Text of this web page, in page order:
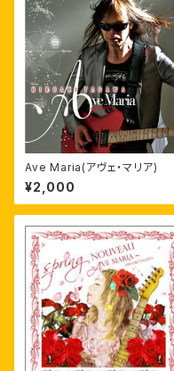
Ave Maria(アヴェ・マリア)
¥2,000